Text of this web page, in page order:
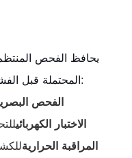
يحافظ الفحص
المحتملة قبل الفشل. تشمل الصيانة الموصى بها ما يلي:
الفحص البصري
الاختبار الكهربائي
المراقبة الحرارية